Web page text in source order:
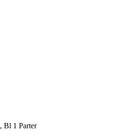
Bl 1 Parter